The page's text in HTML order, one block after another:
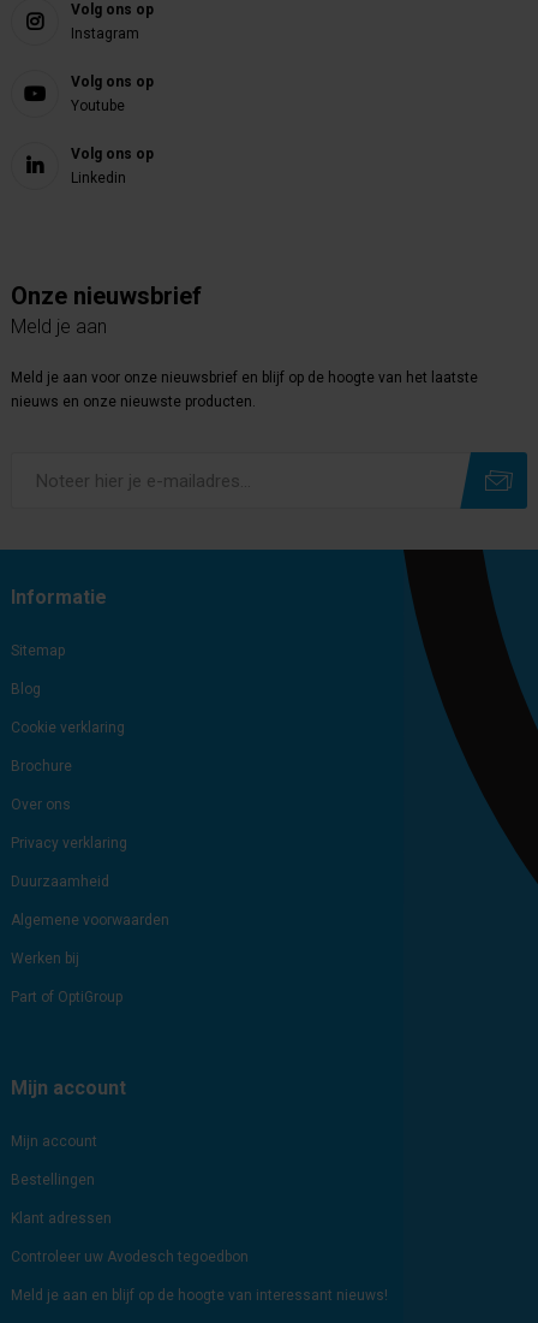
Volg ons op
Instagram
Volg ons op
Youtube
Volg ons op
Linkedin
Onze nieuwsbrief
Meld je aan
Meld je aan voor onze nieuwsbrief en blijf op de hoogte van het laatste
nieuws en onze nieuwste producten.
Informatie
Sitemap
Blog
Cookie verklaring
Brochure
Over ons
Privacy verklaring
Duurzaamheid
Algemene voorwaarden
Werken bij
Part of OptiGroup
Mijn account
Mijn account
Bestellingen
Klant adressen
Controleer uw Avodesch tegoedbon
Meld je aan en blijf op de hoogte van interessant nieuws!